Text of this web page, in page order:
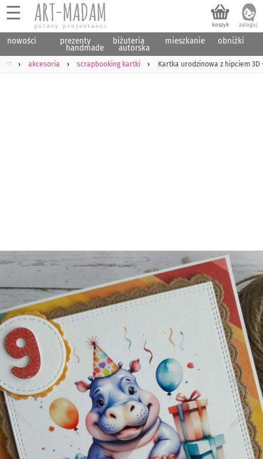
☰
nowości prezenty
handmade
biżuteria
autorska
mieszkanie obniżki
♡ akcesoria scrapbooking kartki Kartka urodzinowa z hipciem